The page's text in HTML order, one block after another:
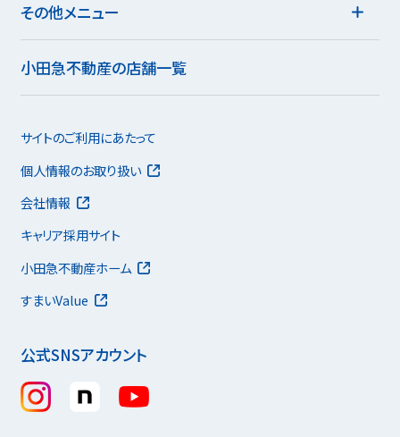
その他メニュー
小田急不動産の店舗一覧
公式SNSアカウント
サイトのご利用にあたって
個人情報のお取り扱い
会社情報
キャリア採用サイト
小田急不動産ホーム
すまいValue